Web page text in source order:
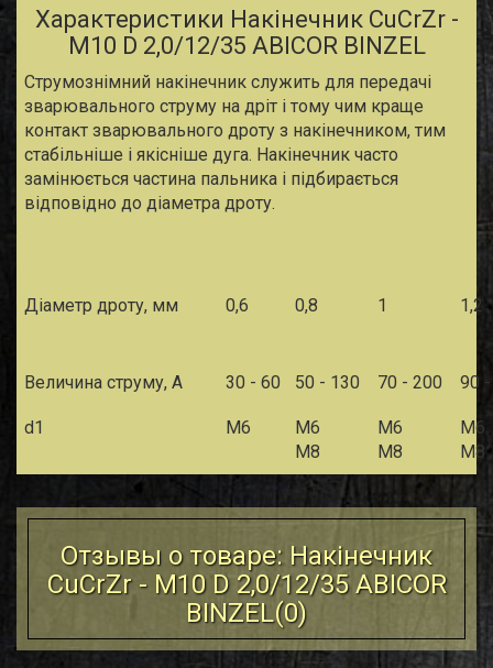
Характеристики Накiнечник CuCrZr -
M10 D 2,0/12/35 ABICOR BINZEL
Струмознімний накiнечник служить для передачі
зварювального струму на дріт і тому чим краще
контакт зварювального дроту з накiнечником, тим
стабільніше і якісніше дуга. Накiнечник часто
замінюється частина пальника і підбирається
відповідно до діаметра дроту.
Діаметр дроту, мм 0,6 0,8 1 1,2
Величина струму, А 30 - 60 50 - 130 70 - 200 90
d1 М6 М6 М6
М6
М8
М8 М8
Отзывы о товаре: Накiнечник
CuCrZr - M10 D 2,0/12/35 ABICOR
BINZEL(0)